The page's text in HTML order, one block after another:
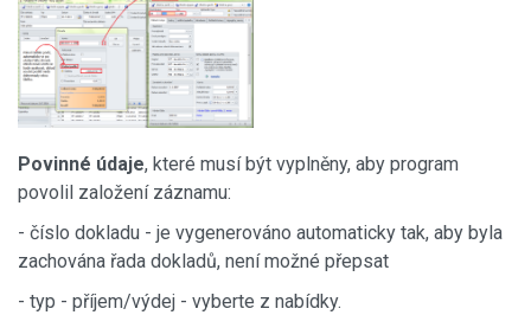
Povinné údaje, které musí být vyplněny, aby program
povolil založení záznamu:
- číslo dokladu - je vygenerováno automaticky tak, aby byla
zachována řada dokladů, není možné přepsat
- typ - příjem/výdej - vyberte z nabídky.